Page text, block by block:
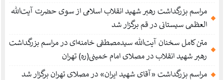
مراسم بزرگداشت رهبر شهید انقلاب اسلامی از سوی حضرت آیت‌الله
العظمی سیستانی در قم برگزار شد
متن کامل سخنان آیت‌الله سیدمصطفی خامنه‌ای در مراسم بزرگداشت
رهبر شهید انقلاب در مصلای امام خمینی(ره) تهران
مراسم بزرگداشت «آقای شهید ایران» در مصلای تهران برگزار شد